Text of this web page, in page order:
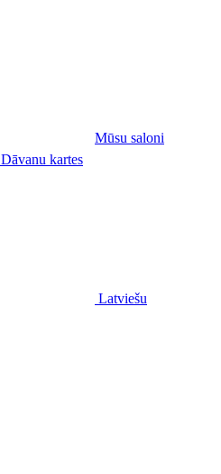
Mūsu saloni
Dāvanu kartes
Latviešu